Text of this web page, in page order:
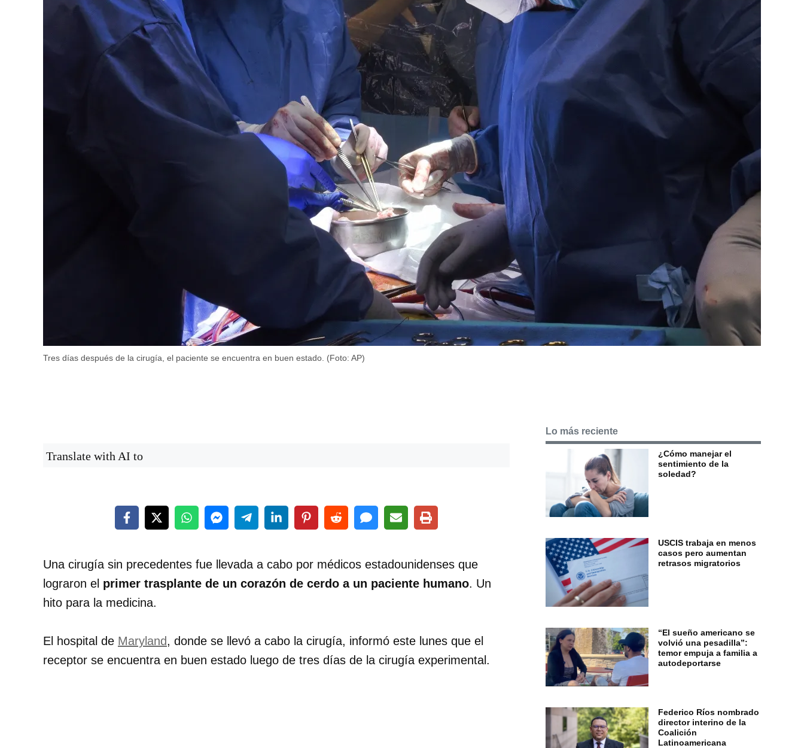
Tres días después de la cirugía, el paciente se encuentra en buen estado. (Foto: AP)
Translate with AI to
Una cirugía sin precedentes fue llevada a cabo por médicos estadounidenses que
lograron el primer trasplante de un corazón de cerdo a un paciente humano. Un
hito para la medicina.
El hospital de Maryland, donde se llevó a cabo la cirugía, informó este lunes que el
receptor se encuentra en buen estado luego de tres días de la cirugía experimental.
Lo más reciente
¿Cómo manejar el
sentimiento de la
soledad?
USCIS trabaja en menos
casos pero aumentan
retrasos migratorios
“El sueño americano se
volvió una pesadilla”:
temor empuja a familia a
autodeportarse
Federico Ríos nombrado
director interino de la
Coalición
Latinoamericana